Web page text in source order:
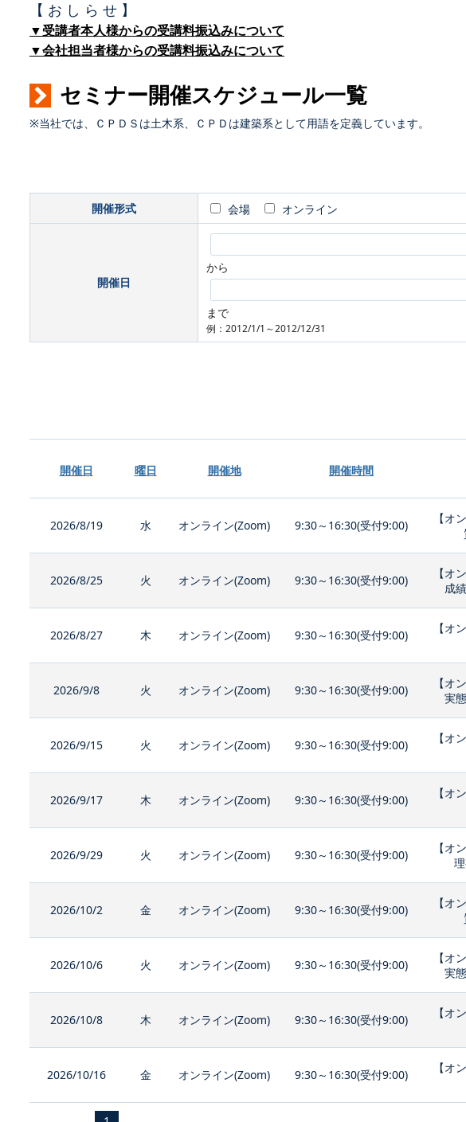
【 お し ら せ 】
▼受講者本人様からの受講料振込みについて
▼会社担当者様からの受講料振込みについて
セミナー開催スケジュール一覧
※当社では、ＣＰＤＳは土木系、ＣＰＤは建築系として用語を定義しています。
開催形式 会場 オンライン
開催日
から
まで
例：2012/1/1～2012/12/31
開催日 曜日 開催地 開催時間
2026/8/19 水 オンライン(Zoom) 9:30～16:30(受付9:00)
【オ
2026/8/25 火 オンライン(Zoom) 9:30～16:30(受付9:00)
【オ
成
2026/8/27 木 オンライン(Zoom) 9:30～16:30(受付9:00)
【オ
2026/9/8 火 オンライン(Zoom) 9:30～16:30(受付9:00)
【オ
実
2026/9/15 火 オンライン(Zoom) 9:30～16:30(受付9:00)
【オ
2026/9/17 木 オンライン(Zoom) 9:30～16:30(受付9:00)
【オ
2026/9/29 火 オンライン(Zoom) 9:30～16:30(受付9:00)
【オ
2026/10/2 金 オンライン(Zoom) 9:30～16:30(受付9:00)
【オ
2026/10/6 火 オンライン(Zoom) 9:30～16:30(受付9:00)
【オ
実
2026/10/8 木 オンライン(Zoom) 9:30～16:30(受付9:00)
【オ
2026/10/16 金 オンライン(Zoom) 9:30～16:30(受付9:00)
【オ